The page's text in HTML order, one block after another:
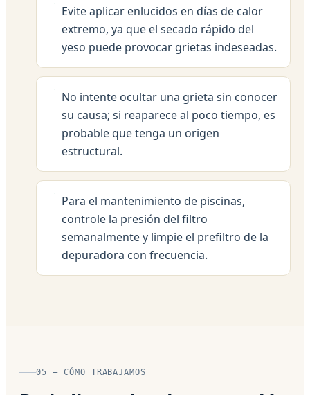
Evite aplicar enlucidos en días de calor
extremo, ya que el secado rápido del
yeso puede provocar grietas indeseadas.
No intente ocultar una grieta sin conocer
su causa; si reaparece al poco tiempo, es
probable que tenga un origen
estructural.
Para el mantenimiento de piscinas,
controle la presión del filtro
semanalmente y limpie el prefiltro de la
depuradora con frecuencia.
05 — CÓMO TRABAJAMOS